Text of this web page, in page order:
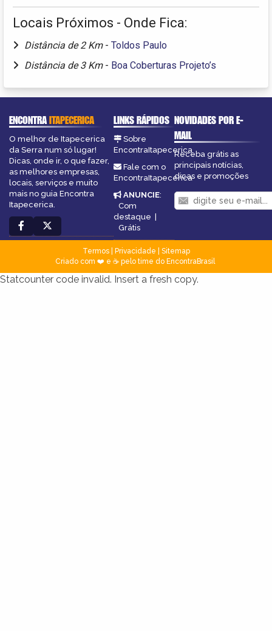
Locais Próximos - Onde Fica:
Distância de 2 Km - Toldos Paulo
Distância de 3 Km - Boa Coberturas Projeto’s
ENCONTRAITAPECERICA
O melhor de Itapecerica
da Serra num só lugar!
Dicas, onde ir, o que fazer,
as melhores empresas,
locais, serviços e muito
mais no guia Encontra
Itapecerica.
LINKS RÁPIDOS
Sobre
EncontraItapecerica
Fale com o
EncontraItapecerica
ANUNCIE:
Com
destaque
Grátis
NOVIDADES POR E-
MAIL
Receba grátis as
principais notícias,
dicas e promoções
Termos| Privacidade
Sitemap
Criado com ❤️ e ☕ pelo time do EncontraBrasil
Statcounter code invalid. Insert a fresh copy.